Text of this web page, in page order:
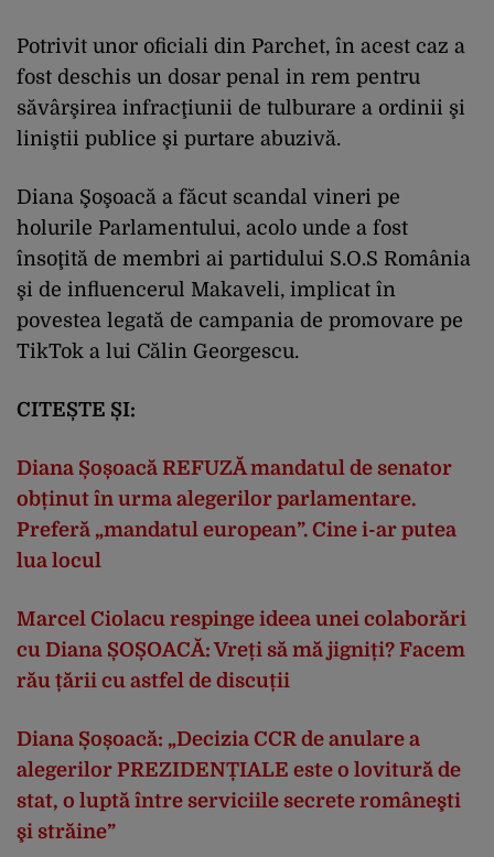
Potrivit unor oficiali din Parchet, în acest caz a
fost deschis un dosar penal in rem pentru
săvârşirea infracţiunii de tulburare a ordinii şi
liniştii publice şi purtare abuzivă.
Diana Şoşoacă a făcut scandal vineri pe
holurile Parlamentului, acolo unde a fost
însoţită de membri ai partidului S.O.S România
şi de influencerul Makaveli, implicat în
povestea legată de campania de promovare pe
TikTok a lui Călin Georgescu.
CITEȘTE ȘI:
Diana Șoșoacă REFUZĂ mandatul de senator
obținut în urma alegerilor parlamentare.
Preferă „mandatul european”. Cine i-ar putea
lua locul
Marcel Ciolacu respinge ideea unei colaborări
cu Diana ȘOȘOACĂ: Vreți să mă jigniți? Facem
rău țării cu astfel de discuții
Diana Șoșoacă: „Decizia CCR de anulare a
alegerilor PREZIDENȚIALE este o lovitură de
stat, o luptă între serviciile secrete româneşti
şi străine”